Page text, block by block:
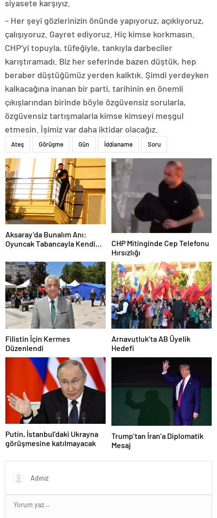
siyasete karşıyız.
– Her şeyi gözlerinizin önünde yapıyoruz, açıklıyoruz,
çalışıyoruz. Gayret ediyoruz. Hiç kimse korkmasın.
CHP’yi topuyla, tüfeğiyle, tankıyla darbeciler
karıştıramadı. Biz her seferinde bazen düştük, hep
beraber düştüğümüz yerden kalktık. Şimdi yerdeyken
kalkacağına inanan bir parti, tarihinin en önemli
çıkışlarından birinde böyle özgüvensiz sorularla,
özgüvensiz tartışmalarla kimse kimseyi meşgul
etmesin. İşimiz var daha iktidar olacağız.
Ateş Görüşme Gün İddianame Soru
Aksaray’da Bunalım Anı:
Oyuncak Tabancayla Kendine
CHP Mitinginde Cep Telefonu
Hırsızlığı
Filistin İçin Kermes
Düzenlendi
Arnavutluk’ta AB Üyelik
Hedefi
Putin, İstanbul’daki Ukrayna
görüşmesine katılmayacak
Trump’tan İran’a Diplomatik
Mesaj